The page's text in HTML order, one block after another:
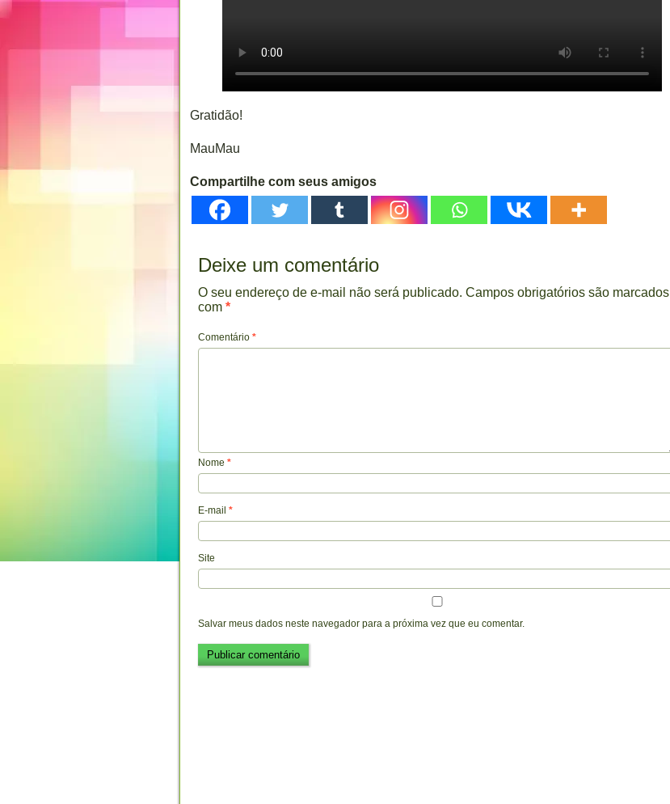
Gratidão!
MauMau
Compartilhe com seus amigos
Deixe um comentário
O seu endereço de e-mail não será publicado. Campos obrigatórios são marcados
com *
Comentário *
Nome *
E-mail *
Site
Salvar meus dados neste navegador para a próxima vez que eu comentar.